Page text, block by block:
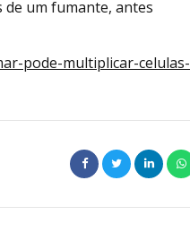
de um fumante, antes
pode-multiplicar-celulas-